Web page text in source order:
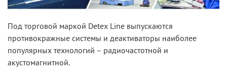
Под торговой маркой Detex Line выпускаются
противокражные системы и деактиваторы наиболее
популярных технологий – радиочастотной и
акустомагнитной.